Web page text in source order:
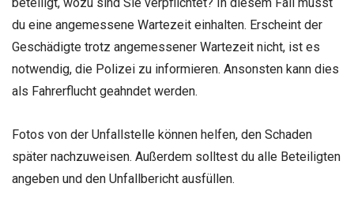
du eine angemessene Wartezeit einhalten. Erscheint der
Geschädigte trotz angemessener Wartezeit nicht, ist es
notwendig, die Polizei zu informieren. Ansonsten kann dies
als Fahrerflucht geahndet werden.
Fotos von der Unfallstelle können helfen, den Schaden
später nachzuweisen. Außerdem solltest du alle Beteiligten
angeben und den Unfallbericht ausfüllen.